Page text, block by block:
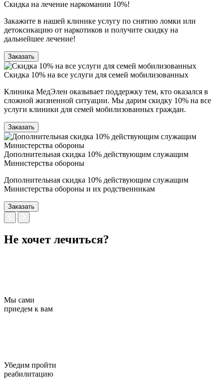
Скидка на лечение наркомании 10%!
Закажите в нашей клинике услугу по снятию ломки или
детоксикацию от наркотиков и получите скидку на
дальнейшее лечение!
Заказать
Скидка 10% на все услуги для семей мобилизованных
Клиника МедЭлен оказывает поддержку тем, кто оказался в
сложной жизненной ситуации. Мы дарим скидку 10% на все
услуги клиники для семей мобилизованных граждан.
Заказать
Дополнительная скидка 10% действующим служащим
Министерства обороны
Дополнительная скидка 10% действующим служащим
Министерства обороны и их родственникам
Заказать
Не хочет лечиться?
Мы сами
приедем к вам
Убедим пройти
реабилитацию